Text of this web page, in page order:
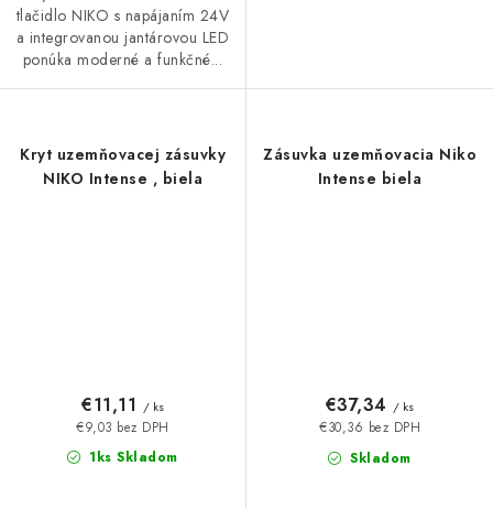
tlačidlo NIKO s napájaním 24V
a integrovanou jantárovou LED
ponúka moderné a funkčné...
Kryt uzemňovacej zásuvky
NIKO Intense , biela
1ks Skladom
€9,03 bez DPH
€11,11 / ks
Zásuvka uzemňovacia Niko
Intense biela
Skladom
€30,36 bez DPH
€37,34 / ks